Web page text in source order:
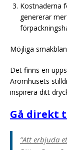
Kostnaderna
genererar
Möjliga
Det finns en
Aromhusets
inspirera ditt
Gå direkt
”Att erbjuda